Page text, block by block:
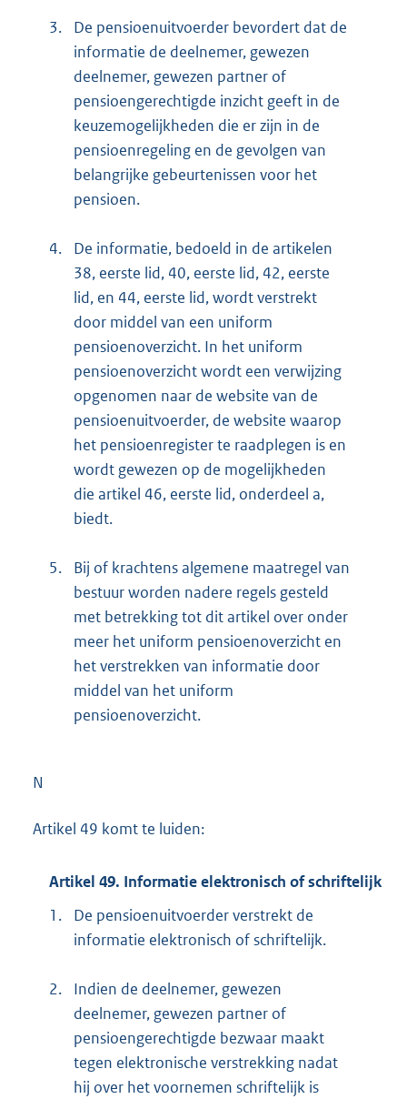
3.
De pensioenuitvoerder bevordert dat de
informatie de deelnemer, gewezen
deelnemer, gewezen partner of
pensioengerechtigde inzicht geeft in de
keuzemogelijkheden die er zijn in de
pensioenregeling en de gevolgen van
belangrijke gebeurtenissen voor het
pensioen.
4.
De informatie, bedoeld in de artikelen
38, eerste lid, 40, eerste lid, 42, eerste
lid, en 44, eerste lid, wordt verstrekt
door middel van een uniform
pensioenoverzicht. In het uniform
pensioenoverzicht wordt een verwijzing
opgenomen naar de website van de
pensioenuitvoerder, de website waarop
het pensioenregister te raadplegen is en
wordt gewezen op de mogelijkheden
die artikel 46, eerste lid, onderdeel a,
biedt.
5.
Bij of krachtens algemene maatregel van
bestuur worden nadere regels gesteld
met betrekking tot dit artikel over onder
meer het uniform pensioenoverzicht en
het verstrekken van informatie door
middel van het uniform
pensioenoverzicht.
N
Artikel 49 komt te luiden:
Artikel 49. Informatie elektronisch of schriftelijk
1.
De pensioenuitvoerder verstrekt de
informatie elektronisch of schriftelijk.
2.
Indien de deelnemer, gewezen
deelnemer, gewezen partner of
pensioengerechtigde bezwaar maakt
tegen elektronische verstrekking nadat
hij over het voornemen schriftelijk is